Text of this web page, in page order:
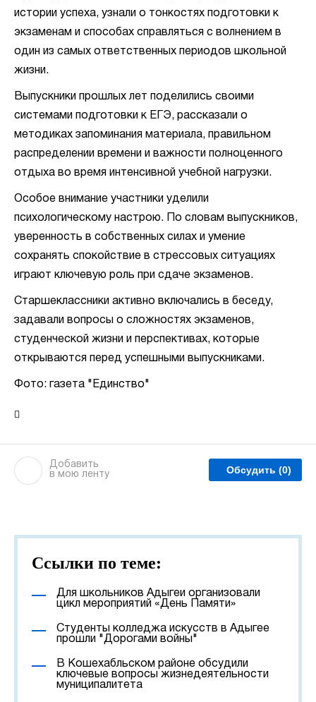
истории успеха, узнали о тонкостях подготовки к
экзаменам и способах справляться с волнением в
один из самых ответственных периодов школьной
жизни.
Выпускники прошлых лет поделились своими
системами подготовки к ЕГЭ, рассказали о
методиках запоминания материала, правильном
распределении времени и важности полноценного
отдыха во время интенсивной учебной нагрузки.
Особое внимание участники уделили
психологическому настрою. По словам выпускников,
уверенность в собственных силах и умение
сохранять спокойствие в стрессовых ситуациях
играют ключевую роль при сдаче экзаменов.
Старшеклассники активно включались в беседу,
задавали вопросы о сложностях экзаменов,
студенческой жизни и перспективах, которые
открываются перед успешными выпускниками.
Фото: газета "Единство"
Добавить
в мою ленту
Обсудить (0)
Ссылки по теме:
Для школьников Адыгеи организовали
цикл мероприятий «День Памяти»
Студенты колледжа искусств в Адыгее
прошли "Дорогами войны"
В Кошехабльском районе обсудили
ключевые вопросы жизнедеятельности
муниципалитета